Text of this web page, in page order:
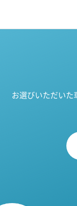
お選びいただいた